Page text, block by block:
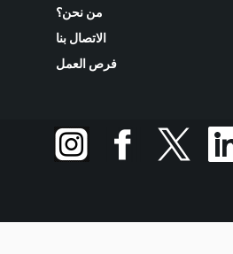
من نحن؟
الاتصال بنا
فرص العمل